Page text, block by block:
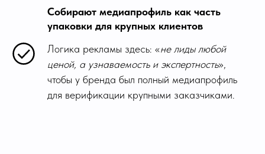
Собирают медиапрофиль как часть
упаковки для крупных клиентов
Логика рекламы здесь: «не лиды любой
ценой, а узнаваемость и экспертность»,
чтобы у бренда был полный медиапрофиль
для верификации крупными заказчиками.